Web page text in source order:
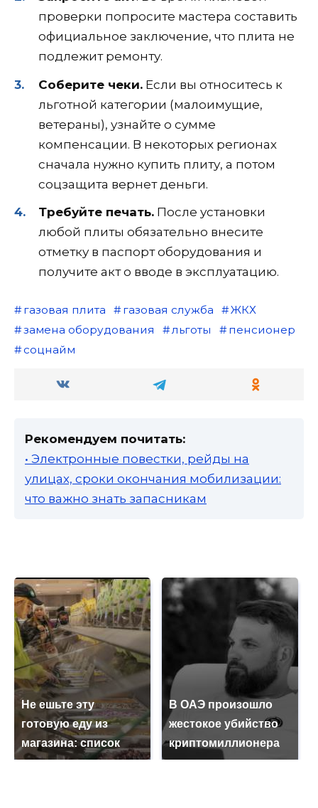
проверки попросите мастера составить
официальное заключение, что плита не
подлежит ремонту.
Соберите чеки. Если вы относитесь к
льготной категории (малоимущие,
ветераны), узнайте о сумме
компенсации. В некоторых регионах
сначала нужно купить плиту, а потом
соцзащита вернет деньги.
Требуйте печать. После установки
любой плиты обязательно внесите
отметку в паспорт оборудования и
получите акт о вводе в эксплуатацию.
газовая плита газовая служба
ЖКХ
замена оборудования
льготы
пенсионер
соцнайм
Рекомендуем почитать:
• Электронные повестки, рейды на
улицах, сроки окончания мобилизации:
что важно знать запасникам
Не ешьте эту
готовую еду из
магазина: список
В ОАЭ произошло
жестокое убийство
криптомиллионера